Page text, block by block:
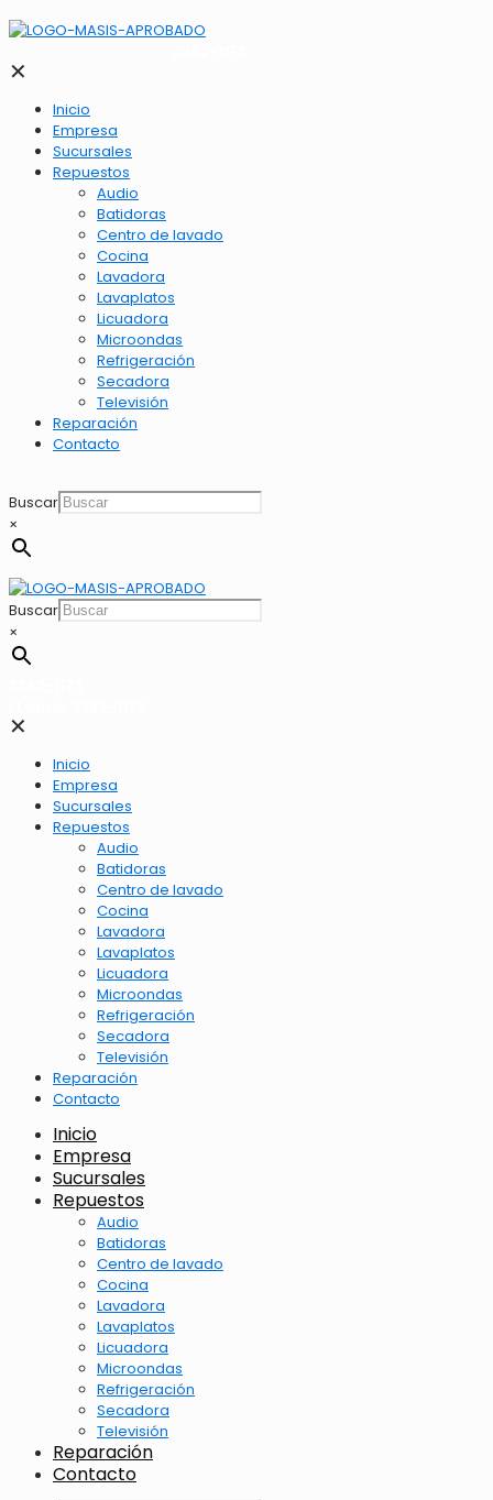
✕
Inicio
Empresa
Sucursales
Repuestos
Audio
Batidoras
Centro de lavado
Cocina
Lavadora
Lavaplatos
Licuadora
Microondas
Refrigeración
Secadora
Televisión
Reparación
Contacto
Buscar
×
Buscar
×
✕
Inicio
Empresa
Sucursales
Repuestos
Audio
Batidoras
Centro de lavado
Cocina
Lavadora
Lavaplatos
Licuadora
Microondas
Refrigeración
Secadora
Televisión
Reparación
Contacto
Inicio
Empresa
Sucursales
Repuestos
Audio
Batidoras
Centro de lavado
Cocina
Lavadora
Lavaplatos
Licuadora
Microondas
Refrigeración
Secadora
Televisión
Reparación
Contacto